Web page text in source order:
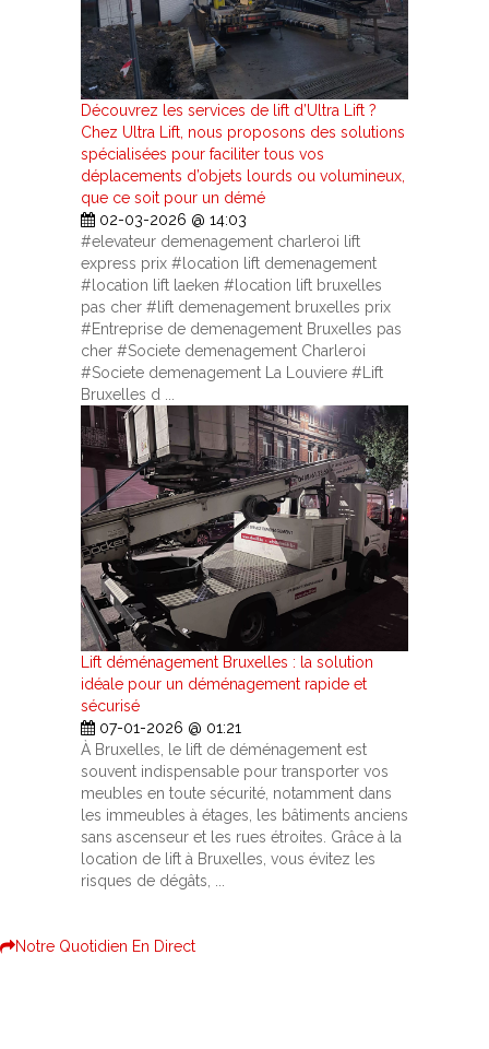
Découvrez les services de lift d’Ultra Lift ?
Chez Ultra Lift, nous proposons des solutions
spécialisées pour faciliter tous vos
déplacements d’objets lourds ou volumineux,
que ce soit pour un démé
02-03-2026 @ 14:03
#elevateur demenagement charleroi lift
express prix #location lift demenagement
#location lift laeken #location lift bruxelles
pas cher #lift demenagement bruxelles prix
#Entreprise de demenagement Bruxelles pas
cher #Societe demenagement Charleroi
#Societe demenagement La Louviere #Lift
Bruxelles d ...
Lift déménagement Bruxelles : la solution
idéale pour un déménagement rapide et
sécurisé
07-01-2026 @ 01:21
À Bruxelles, le lift de déménagement est
souvent indispensable pour transporter vos
meubles en toute sécurité, notamment dans
les immeubles à étages, les bâtiments anciens
sans ascenseur et les rues étroites. Grâce à la
location de lift à Bruxelles, vous évitez les
risques de dégâts, ...
Notre Quotidien En Direct